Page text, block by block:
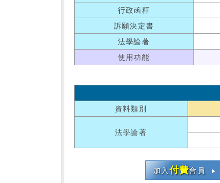
行政函釋
訴願決定書
法學論著
使用功能
資料類別
法學論著
加入付費會員